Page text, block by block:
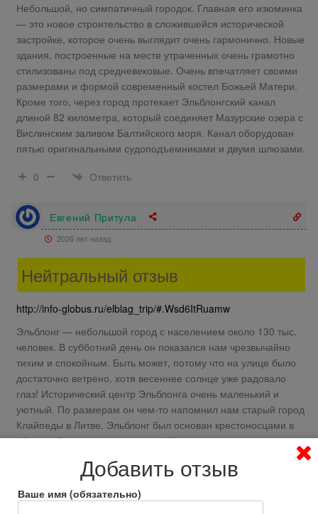
Небольшой, но симпатичный городок. Главная его изюминка
— это новое строительство в сложившейся исторической
застройке, которое очень выглядит очень гармонично. Новые
здания, построенные на месте утраченных очень грамотно
стилизованы под средневековые. Очень впечатляет своими
размерами и формой современный костел Божьей Матери.
Кроме того, через город протекает Эльблонгский канал
длиной 82 километра, который соединяет Мазурские озера с
Вислинским заливом Балтийского моря. Канал оборудован
пятью оригинальными судоподъемниками и двумя шлюзами.
0
Ответить
Евгений Притула
2026 лет назад
Нейтральный отзыв
http://info-globus.ru/elblag_trip/#.Wsd6ItRuamw
Эльблонг — небольшой город с населением около 130 тыс.
человек. В субботний день он показался нам чрезвычайно
тихим и спокойным. Быть может, потому что на улице было
достаточно ветрено, хотя весеннее солнце уже радовало
глаз! Исторический центр Эльблонга очень маленький и
уютный. По размерам он чем-то напомнил нам старый город
Клайпеды в Литве. Эльблонг был основан крестоносцами в
13 веке. Он находится всего в 100 километрах от
Ответить
Добавить отзыв
Ваше имя (обязательно)